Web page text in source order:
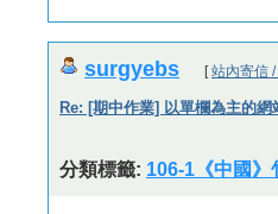
surgyebs [站內寄信 /
Re: [期中作業] 以單欄為主的網
分類標籤: 106-1《中國》